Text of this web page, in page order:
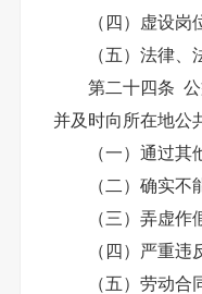
（四）虚设岗
（五）法律、法
第二十四条 公益
并及时向所在地公
（一）通过其他
（二）确实不能
（三）弄虚作
（四）严重违反
（五）劳动合